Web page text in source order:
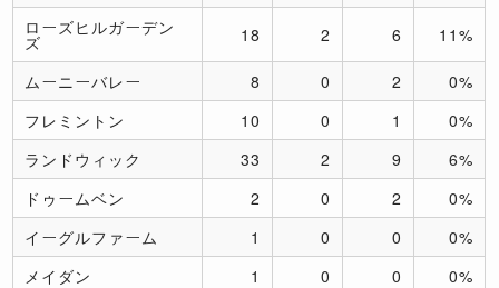
ローズヒルガーデン
ズ 18 2 6 11%
ムーニーバレー 8 0 2
0%
フレミントン
10 0 1
0%
ランドウィック
33 2 9
6%
ドゥームベン
2 0 2
0%
イーグルファーム
1 0 0
0%
メイダン
1 0 0 0%